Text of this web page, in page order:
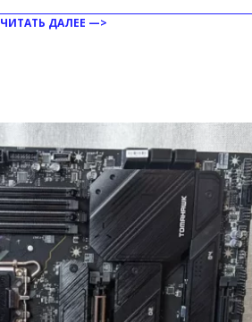
ЧИТАТЬ ДАЛЕЕ —>